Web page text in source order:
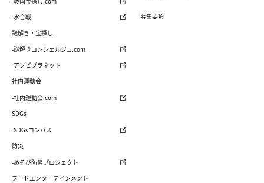
-水合戦
謎解き・宝探し
-謎解きコンシェルジュ.com
-アソビプラネット
社内運動会
-社内運動会.com
SDGs
-SDGsコンパス
防災
-あそび防災プロジェクト
フードエンターテインメント
募集要項